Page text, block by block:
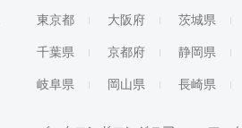
東京都 大阪府 茨城県
千葉県 京都府 静岡県
岐阜県 岡山県 長崎県